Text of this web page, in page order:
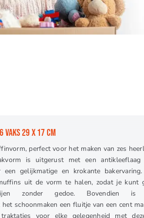
VAKS 29 X 17 CM
perfect voor het maken van zes
is uitgerust met een antikleeflaag
gelijkmatige en krokante
uit de vorm te halen, zodat je kunt
zonder gedoe. Bovendien
schoonmaken een fluitje van een cent
voor elke gelegenheid met